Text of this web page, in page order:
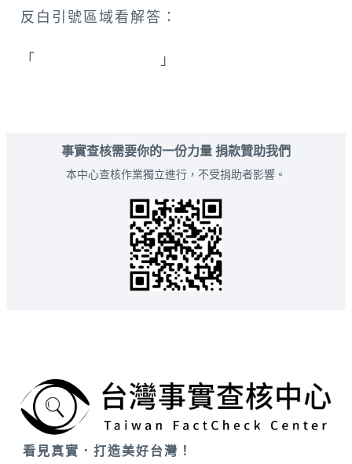
反白引號區域看解答：
「 」
事實查核需要你的一份力量 捐款贊助我們
本中心查核作業獨立進行，不受捐助者影響。
看見真實．打造美好台灣！